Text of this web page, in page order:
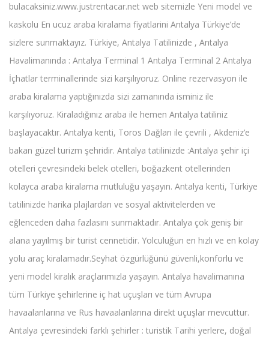
bulacaksiniz.www.justrentacar.net web sitemizle Yeni model ve
kaskolu En ucuz araba kiralama fiyatlarini Antalya Türkiye’de
sizlere sunmaktayız. Türkiye, Antalya Tatilinizde , Antalya
Havalimanında : Antalya Terminal 1 Antalya Terminal 2 Antalya
İçhatlar terminallerinde sizi karşılıyoruz. Online rezervasyon ile
araba kiralama yaptığınızda sizi zamanında isminiz ile
karşılıyoruz. Kiraladığınız araba ile hemen Antalya tatiliniz
başlayacaktır. Antalya kenti, Toros Dağları ile çevrili , Akdeniz’e
bakan güzel turizm şehridir. Antalya tatilinizde :Antalya şehir içi
otelleri çevresindeki belek otelleri, boğazkent otellerinden
kolayca araba kiralama mutluluğu yaşayın. Antalya kenti, Türkiye
tatilinizde harika plajlardan ve sosyal aktivitelerden ve
eğlenceden daha fazlasını sunmaktadır. Antalya çok geniş bir
alana yayılmış bir turist cennetidir. Yolculuğun en hızlı ve en kolay
yolu araç kiralamadır.Seyhat özgürlüğünü güvenli,konforlu ve
yeni model kiralık araçlarımızla yaşayın. Antalya havalimanına
tüm Türkiye şehirlerine iç hat uçuşları ve tüm Avrupa
havaalanlarına ve Rus havaalanlarına direkt uçuşlar mevcuttur.
Antalya çevresindeki farklı şehirler : turistik Tarihi yerlere, doğal